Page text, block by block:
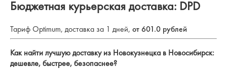
Бюджетная курьерская доставка: DPD
Тариф Optimum, доставка за 1 дней, от 601.0 рублей
Как найти лучшую доставку из Новокузнецка в Новосибирск:
дешевле, быстрее, безопаснее?